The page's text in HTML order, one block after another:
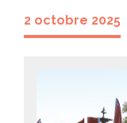
2 octobre 2025